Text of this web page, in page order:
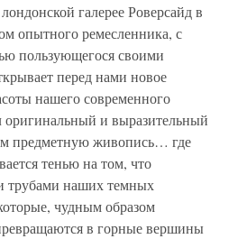
галерее Роверсайд в
опытного ремесленника, с
пользующегося своими
перед нами новое
нашего современного
и выразительный
предметную живопись… где
тенью на том, что
трубами наших темных
чудным образом
в горные вершины